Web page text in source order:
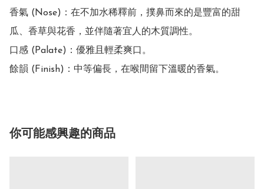
香氣 (Nose)：在不加水稀釋前，撲鼻而來的是豐富的甜
瓜、香草與花香，並伴隨著宜人的木質調性。
口感 (Palate)：優雅且輕柔爽口。
餘韻 (Finish)：中等偏長，在喉間留下溫暖的香氣。
你可能感興趣的商品